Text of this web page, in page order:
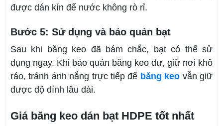
được dán kín để nước không rò rỉ.
Bước 5: Sử dụng và bảo quản bạt
Sau khi băng keo đã bám chắc, bạt có thể sử
dụng ngay. Khi bảo quản băng keo dư, giữ nơi khô
ráo, tránh ánh nắng trực tiếp để băng keo vẫn giữ
được độ dính lâu dài.
Giá băng keo dán bạt HDPE tốt nhất